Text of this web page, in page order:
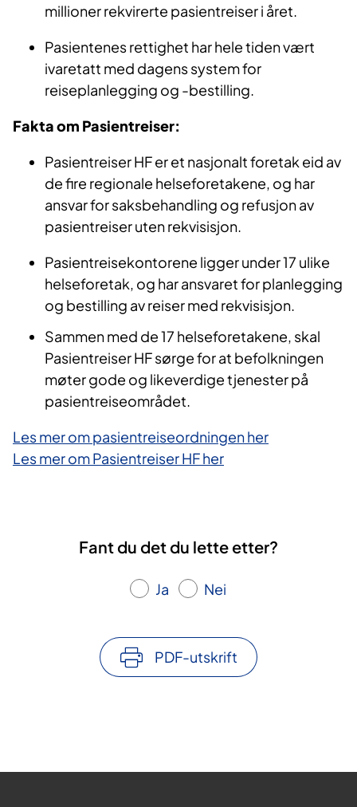
millioner rekvirerte pasientreiser i året.
Pasientenes rettighet har hele tiden vært
ivaretatt med dagens system for
reiseplanlegging og -bestilling.
Fakta om Pasientreiser:
Pasientreiser HF er et nasjonalt foretak eid av
de fire regionale helseforetakene, og har
ansvar for saksbehandling og refusjon av
pasientreiser uten rekvisisjon.
Pasientreisekontorene ligger under 17 ulike
helseforetak, og har ansvaret for planlegging
og bestilling av reiser med rekvisisjon.
Sammen med de 17 helseforetakene, skal
Pasientreiser HF sørge for at befolkningen
møter gode og likeverdige tjenester på
pasientreiseområdet.
Les mer om pasientreiseordningen her
Les mer om Pasientreiser HF her
Fant du det du lette etter?
Ja Nei
PDF-utskrift